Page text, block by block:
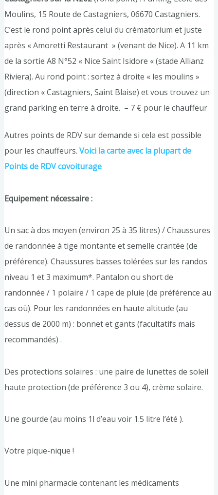
Moulins, 15 Route de Castagniers, 06670 Castagniers.
C’est le rond point après celui du crématorium et juste
après « Amoretti Restaurant » (venant de Nice). A 11 km
de la sortie A8 N°52 « Nice Saint Isidore « (stade Allianz
Riviera). Au rond point : sortez à droite « les moulins »
(direction « Castagniers, Saint Blaise) et vous trouvez un
grand parking en terre à droite. – 7 € pour le chauffeur
Autres points de RDV sur demande si cela est possible
pour les chauffeurs. Voici la carte avec la plupart de
Points de RDV covoiturage
Equipement nécessaire :
Un sac à dos moyen (environ 25 à 35 litres) / Chaussures
de randonnée à tige montante et semelle crantée (de
préférence). Chaussures basses tolérées sur les randos
niveau 1 et 3 maximum*. Pantalon ou short de
randonnée / 1 polaire / 1 cape de pluie (de préférence au
cas où). Pour les randonnées en haute altitude (au
dessus de 2000 m) : bonnet et gants (facultatifs mais
recommandés) .
Des protections solaires : une paire de lunettes de soleil
haute protection (de préférence 3 ou 4), crème solaire.
Une gourde (au moins 1l d’eau voir 1.5 litre l’été ).
Votre pique-nique !
Une mini pharmacie contenant les médicaments